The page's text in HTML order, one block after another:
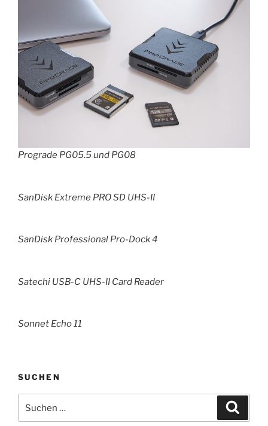
Prograde PG05.5 und PG08
SanDisk Extreme PRO SD UHS-II
SanDisk Professional Pro-Dock 4
Satechi USB-C UHS-II Card Reader
Sonnet Echo 11
SUCHEN
nach: